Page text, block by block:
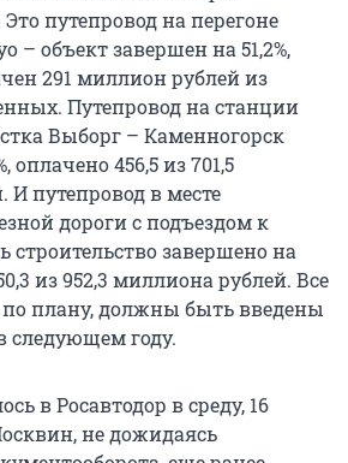
путепровод на перегоне
– объект завершен на 51,2%,
291 миллион рублей из
Путепровод на станции
Выборг – Каменногорск
оплачено 456,5 из 701,5
путепровод в месте
дороги с подъездом к
строительство завершено на
из 952,3 миллиона рублей. Все
по плану, должны быть введены
следующем году.
в Росавтодор в среду, 16
не дожидаясь